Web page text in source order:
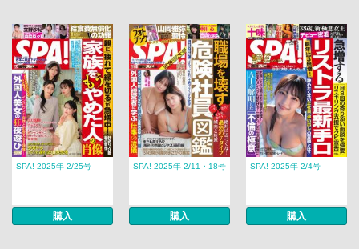
SPA! 2025年 2/25号
購入
SPA! 2025年 2/11・18号
購入
SPA! 2025年 2/4号
購入